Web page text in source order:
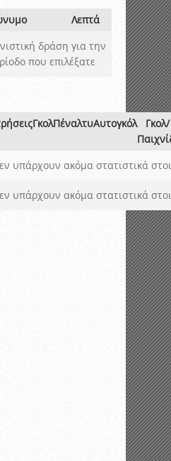
Λεπτά
δράση για την
που επιλέξατε
ΓκολΠέναλτυΑυτογκόλ
Γκολ/
υπάρχουν ακόμα στατιστικά
υπάρχουν ακόμα στατιστικά